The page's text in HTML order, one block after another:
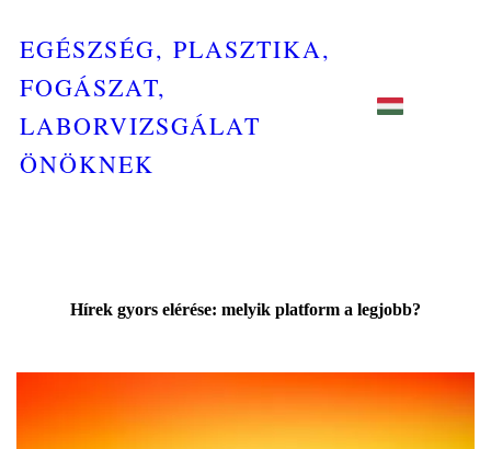
EGÉSZSÉG, PLASZTIKA,
FOGÁSZAT,
LABORVIZSGÁLAT
ÖNÖKNEK
Hírek gyors elérése: melyik platform a legjobb?